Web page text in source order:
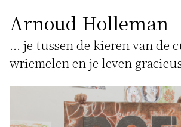
Arnoud Holleman
... je tussen de kieren van de
wriemelen en je leven